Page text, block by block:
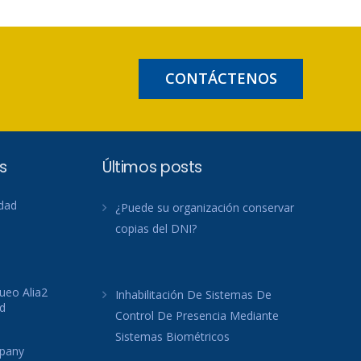
CONTÁCTENOS
Alia2
Últimos posts
¿Puede su organización conservar
copias del DNI?
Inhabilitación De Sistemas De
Control De Presencia Mediante
Sistemas Biométricos